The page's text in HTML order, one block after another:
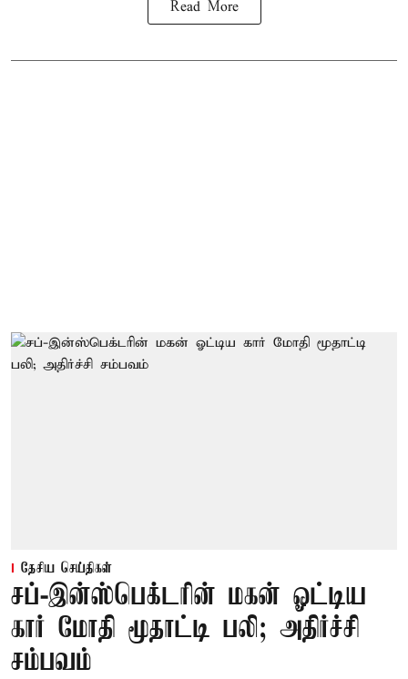
Read More
தேசிய செய்திகள்
சப்-இன்ஸ்பெக்டரின் மகன் ஓட்டிய
கார் மோதி மூதாட்டி பலி; அதிர்ச்சி
சம்பவம்